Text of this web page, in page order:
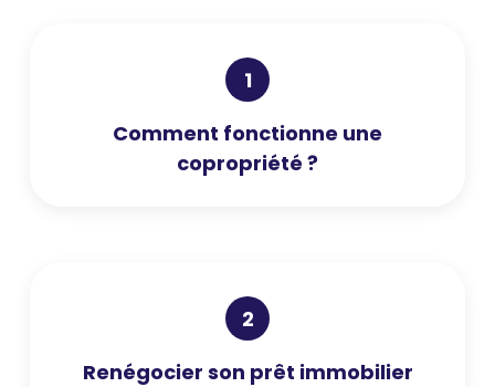
1
Comment fonctionne une
copropriété ?
2
Renégocier son prêt immobilier